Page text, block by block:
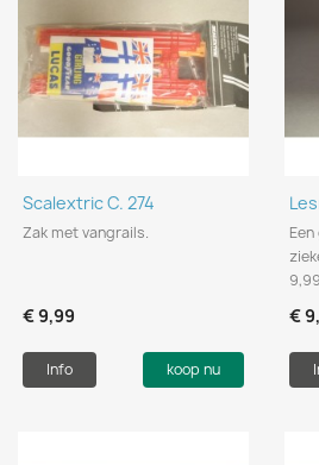
Scalextric C. 274
Zak met vangrails.
€ 9,99
Info koop nu
€